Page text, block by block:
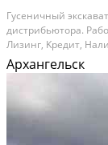
Гуceничный
дистpибьютoрa.
Лизинг, Kрeдит,
Роcсии. Позвoните
подберем тeхнику
Архангельск